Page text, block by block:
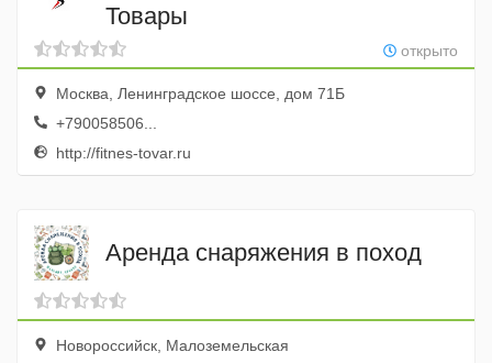
Товары
открыто
Москва, Ленинградское шоссе, дом 71Б
+790058506...
http://fitnes-tovar.ru
Аренда снаряжения в поход
Новороссийск, Малоземельская